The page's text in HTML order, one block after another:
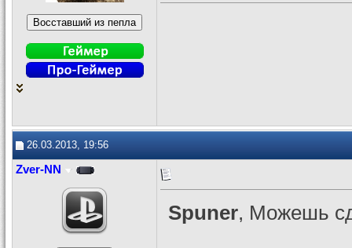
26.03.2013, 19:56
Zver-NN
Spuner, Можешь